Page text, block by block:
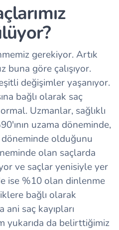
gerekiyor. Artık
buna göre çalışıyor.
değişimler yaşanıyor.
bağlı olarak saç
Uzmanlar, sağlıklı
uzama döneminde,
olduğunu
olan saçlarda
ve saçlar yenisiyle yer
ise %10 olan dinlenme
bağlı olarak
saç kayıpları
yukarıda da belirttiğimiz